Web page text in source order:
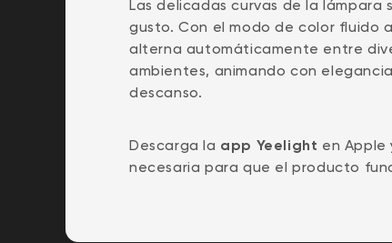
Las delicadas curvas de la lámpara
gusto. Con el modo de color fluido
alterna automáticamente entre
ambientes, animando con
descanso.
Descarga la app Yeelight en Apple
necesaria para que el producto